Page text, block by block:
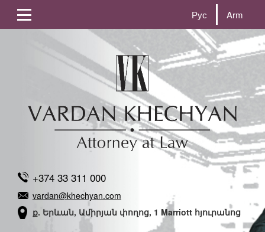
Рус Arm
+374 33 311 000
vardan@khechyan.com
ք. Երևան, Ամիրյան փողոց, 1 Marriott հյուրանոց